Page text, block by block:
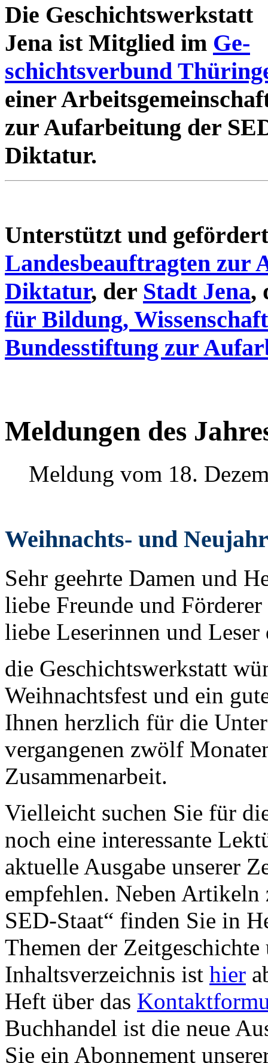
Die Geschichtswerkstatt
Jena ist Mitglied im Ge-
schichtsverbund
einer
zur Aufarbeitung der
Diktatur.
Unterstützt und
Landesbeauftragten zur
Diktatur, der Stadt Jena,
für Bildung,
Bundesstiftung zur
Meldungen des
Meldung vom 18.
Weihnachts- und
Sehr geehrte Damen und
liebe Freunde und
liebe Leserinnen und Leser
die Geschichtswerkstatt
Weihnachtsfest und ein
Ihnen herzlich für die
vergangenen zwölf
Zusammenarbeit.
Vielleicht suchen Sie für
noch eine interessante
aktuelle Ausgabe unserer
empfehlen. Neben
SED-Staat“ finden Sie in
Themen der Zeitgeschichte
Inhaltsverzeichnis ist hier
Heft über das
Buchhandel ist die neue
Sie ein Abonnement